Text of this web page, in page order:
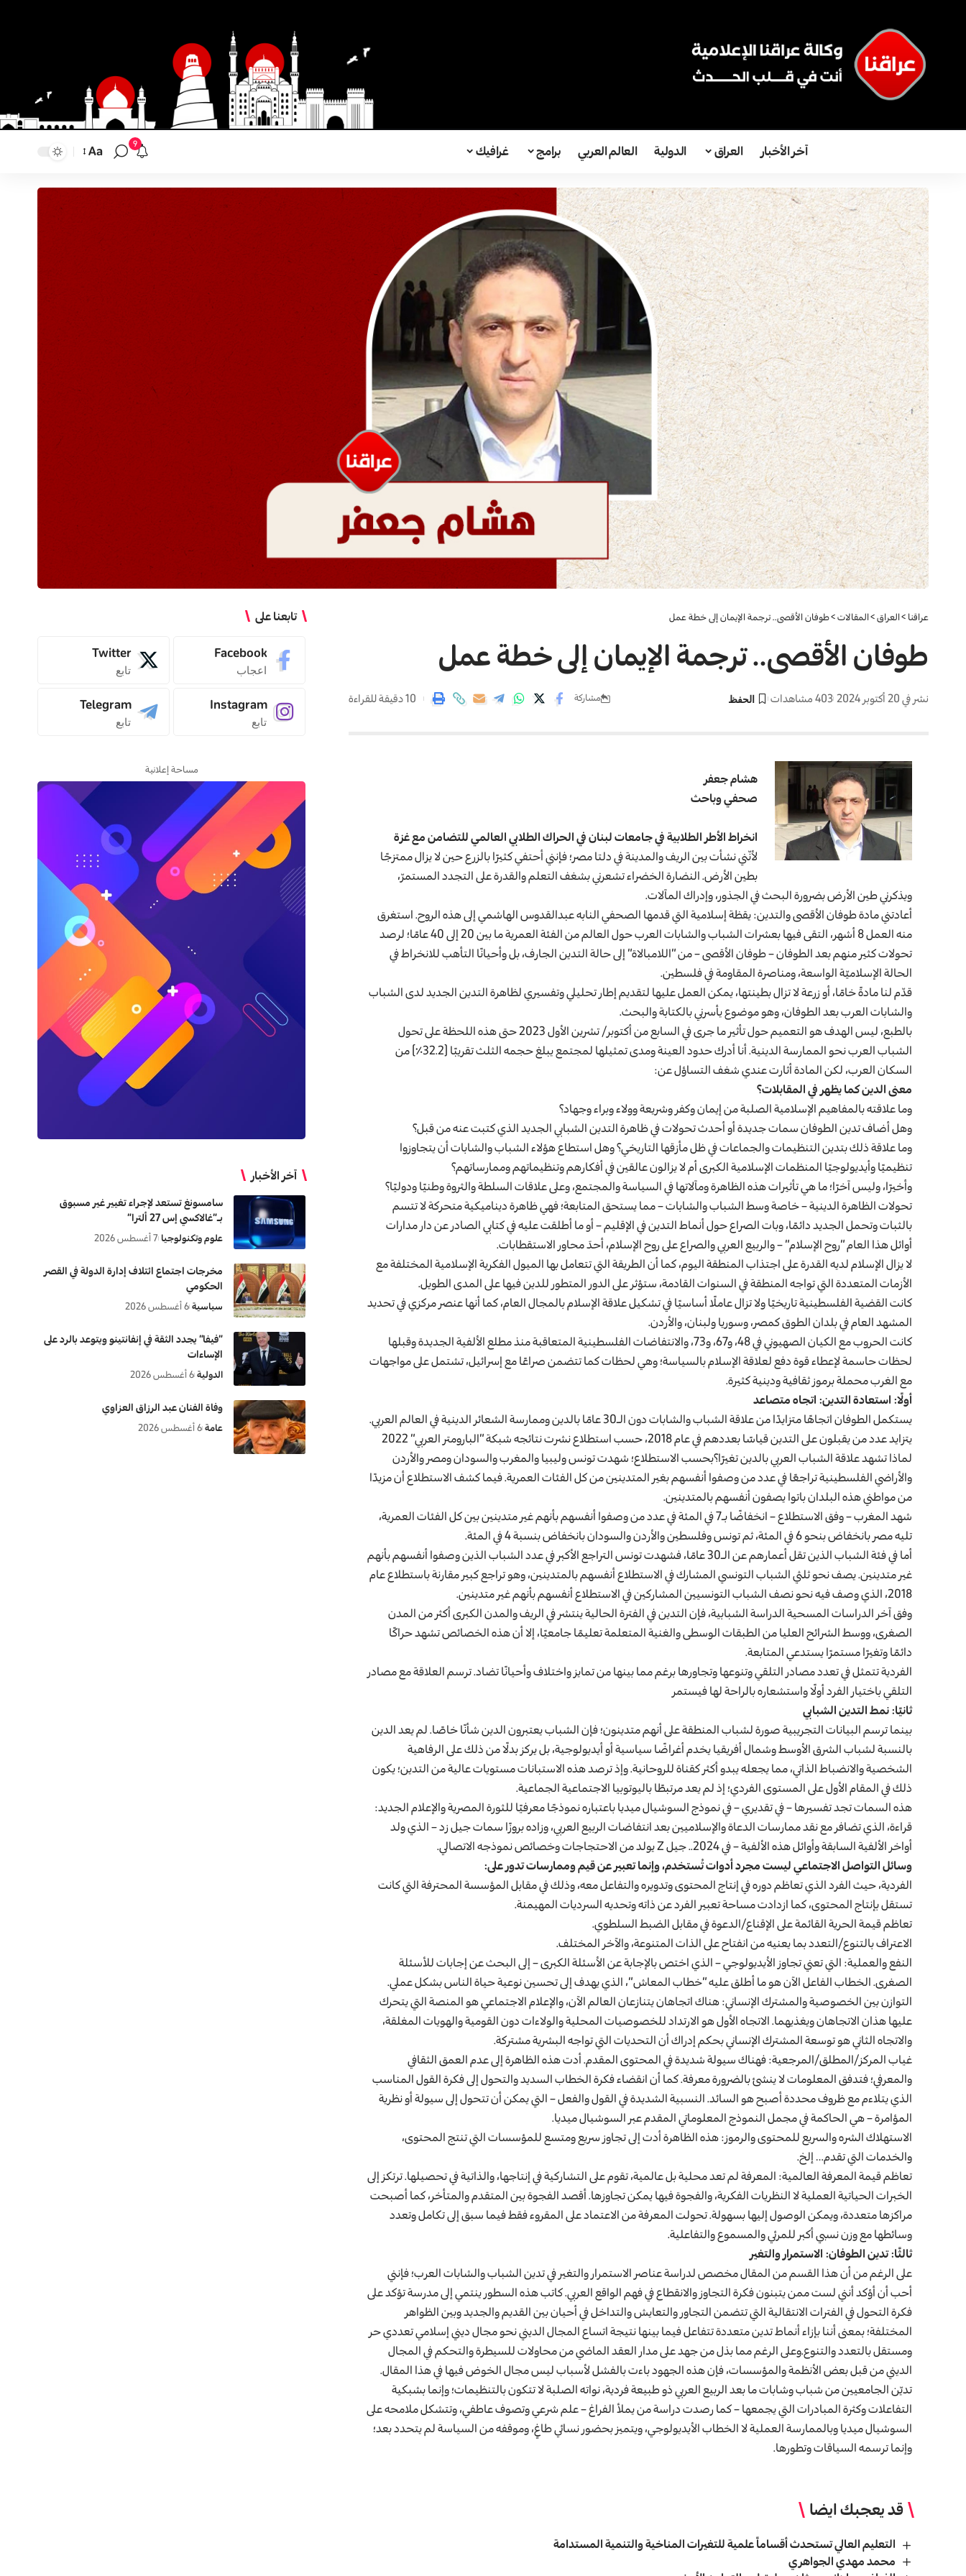
آخر الأخبار العراق الدولية العالم العربي برامج غرافيك 9
تغيير
Aa
عراقنا >العراق>المقالات>طوفان الأقصى.. ترجمة الإيمان إلى خطة عمل
طوفان الأقصى.. ترجمة الإيمان إلى خطة عمل
نشر في 20 أكتوبر 2024 403 مشاهدات مشاركة 10 دقيقة للقراءة
هشام جعفر
صحفي وباحث
انخراط الأطر الطلابية في جامعات لبنان في الحراك الطلابي العالمي للتضامن مع غزة
لأنّني نشأت بين الريف والمدينة في دلتا مصر؛ فإنني أحتفي كثيرًا بالزرع حين لا يزال ممتزجًا
بطين الأرض. النضارة الخضراء تشعرني بشغف التعلم والقدرة على التجدد المستمرّ،
ويذكرني طين الأرض بضرورة البحث في الجذور، وإدراك المآلات.
أعادتني مادة طوفان الأقصى والتدين: يقظة إسلامية التي قدمها الصحفي النابه عبدالقدوس الهاشمي إلى هذه الروح. استغرق
منه العمل 8 أشهر، التقى فيها بعشرات الشباب والشابات العرب حول العالم من الفئة العمرية ما بين 20 إلى 40 عامًا؛ لرصد
تحولات كثير منهم بعد الطوفان – طوفان الأقصى – من “اللامبالاة” إلى حالة التدين الجارف، بل وأحيانًا التأهب للانخراط في
الحالة الإسلاميّة الواسعة، ومناصرة المقاومة في فلسطين.
قدّم لنا مادةً خامًا، أو زرعة لا تزال بطينتها، يمكن العمل عليها لتقديم إطار تحليلي وتفسيري لظاهرة التدين الجديد لدى الشباب
والشابات العرب بعد الطوفان، وهو موضوع يأسرني بالكتابة والبحث.
بالطبع، ليس الهدف هو التعميم حول تأثير ما جرى في السابع من أكتوبر/ تشرين الأول 2023 حتى هذه اللحظة على تحول
الشباب العرب نحو الممارسة الدينية. أنا أدرك حدود العينة ومدى تمثيلها لمجتمع يبلغ حجمه الثلث تقريبًا (32.2٪؜) من
السكان العرب، لكن المادة أثارت عندي شغف التساؤل عن:
معنى الدين كما يظهر في المقابلات؟
وما علاقته بالمفاهيم الإسلامية الصلبة من إيمان وكفر وشريعة وولاء وبراء وجهاد؟
وهل أضاف تدين الطوفان سمات جديدة أو أحدث تحولات في ظاهرة التدين الشبابي الجديد الذي كتبت عنه من قبل؟
وما علاقة ذلك بتدين التنظيمات والجماعات في ظل مأزقها التاريخي؟ وهل استطاع هؤلاء الشباب والشابات أن يتجاوزوا
تنظيميًا وأيديولوجيًا المنظمات الإسلامية الكبرى أم لا يزالون عالقين في أفكارهم وتنظيماتهم وممارساتهم؟
وأخيرًا، وليس آخرًا؛ ما هي تأثيرات هذه الظاهرة ومآلاتها في السياسة والمجتمع، وعلى علاقات السلطة والثروة وطنيًا ودوليًا؟
تحولات الظاهرة الدينية – خاصة وسط الشباب والشابات – مما يستحق المتابعة؛ فهي ظاهرة ديناميكية متحركة لا تتسم
بالثبات وتحمل الجديد دائمًا، وبات الصراع حول أنماط التدين في الإقليم – أو ما أطلقت عليه في كتابي الصادر عن دار مدارات
أوائل هذا العام “روح الإسلام” – والربيع العربي والصراع على روح الإسلام، أحدَ محاور الاستقطابات.
لا يزال الإسلام لديه القدرة على اجتذاب المنطقة اليوم، كما أن الطريقة التي تتعامل بها الميول الفكرية الإسلامية المختلفة مع
الأزمات المتعددة التي تواجه المنطقة في السنوات القادمة، ستؤثر على الدور المتطور للدين فيها على المدى الطويل.
كانت القضية الفلسطينية تاريخيًا ولا تزال عاملًا أساسيًا في تشكيل علاقة الإسلام بالمجال العام، كما أنها عنصر مركزي في تحديد
المشهد العام في بلدان الطوق كمصر، وسوريا ولبنان، والأردن.
كانت الحروب مع الكيان الصهيوني في 48، و67، و73، والانتفاضات الفلسطينية المتعاقبة منذ مطلع الألفية الجديدة وقبلها
لحظات حاسمة لإعطاء قوة دفع لعلاقة الإسلام بالسياسة؛ وهي لحظات كما تتضمن صراعًا مع إسرائيل، تشتمل على مواجهات
مع الغرب محملة برموز ثقافية ودينية كثيرة.
أولًا: استعادة التدين: اتجاه متصاعد
يستكمل الطوفان اتجاهًا متزايدًا من علاقة الشباب والشابات دون الـ30 عامًا بالدين وممارسة الشعائر الدينية في العالم العربي.
يتزايد عدد من يقبلون على التدين قياسًا بعددهم في عام 2018، حسب استطلاع نشرت نتائجه شبكة “البارومتر العربي” 2022
لماذا تشهد علاقة الشباب العربي بالدين تغيرًا؟بحسب الاستطلاع؛ شهدت تونس وليبيا والمغرب والسودان ومصر والأردن
والأراضي الفلسطينية تراجعًا في عدد من وصفوا أنفسهم بغير المتدينين من كل الفئات العمرية. فيما كشف الاستطلاع أن مزيدًا
من مواطني هذه البلدان باتوا يصفون أنفسهم بالمتدينين.
شهد المغرب – وفق الاستطلاع – انخفاضًا بـ7 في المئة في عدد من وصفوا أنفسهم بأنهم غير متدينين بين كل الفئات العمرية،
تليه مصر بانخفاض بنحو 6 في المئة، ثم تونس وفلسطين والأردن والسودان بانخفاض بنسبة 4 في المئة.
أما في فئة الشباب الذين تقل أعمارهم عن الـ30 عامًا، فشهدت تونس التراجع الأكبر في عدد الشباب الذين وصفوا أنفسهم بأنهم
غير متدينين. يصف نحو ثلثي الشباب التونسي المشارك في الاستطلاع أنفسهم بالمتدينين، وهو تراجع كبير مقارنة باستطلاع عام
2018، الذي وصف فيه نحو نصف الشباب التونسيين المشاركين في الاستطلاع أنفسهم بأنهم غير متدينين.
وفق آخر الدراسات المسحية الدراسة الشبابية، فإن التدين في الفترة الحالية ينتشر في الريف والمدن الكبرى أكثر من المدن
الصغرى، ووسط الشرائح العليا من الطبقات الوسطى والغنية المتعلمة تعليمًا جامعيًا، إلا أن هذه الخصائص تشهد حراكًا
دائمًا وتغيرًا مستمرًا يستدعي المتابعة.
الفردية تتمثل في تعدد مصادر التلقي وتنوعها وتجاورها برغم مما بينها من تمايز واختلاف وأحيانًا تضاد. ترسم العلاقة مع مصادر
التلقي باختيار الفرد أولًا واستشعاره بالراحة لها فيستمر
ثانيًا: نمط التدين الشبابي
بينما ترسم البيانات التجريبية صورة لشباب المنطقة على أنهم متدينون؛ فإن الشباب يعتبرون الدين شأنًا خاصًا. لم يعد الدين
بالنسبة لشباب الشرق الأوسط وشمال أفريقيا يخدم أغراضًا سياسية أو أيديولوجية، بل يركز بدلًا من ذلك على الرفاهية
الشخصية والانضباط الذاتي، مما يجعله يبدو أكثر كقناة للروحانية. وإذ ترصد هذه الاستبانات مستويات عالية من التدين؛ يكون
ذلك في المقام الأول على المستوى الفردي؛ إذ لم يعد مرتبطًا باليوتوبيا الاجتماعية الجماعية.
هذه السمات تجد تفسيرها – في تقديري – في نموذج السوشيال ميديا باعتباره نموذجًا معرفيًا للثورة المصرية والإعلام الجديد:
قراءة، الذي تضافر مع نقد ممارسات الدعاة والإسلاميين بعد انتفاضات الربيع العربي، وزاده بروزًا سمات جيل زد – الذي ولد
أواخر الألفية السابقة وأوائل هذه الألفية – في 2024.. جيل Z يولد من الاحتجاجات وخصائص نموذجه الاتصالي.
وسائل التواصل الاجتماعي ليست مجرد أدوات تُستخدم، وإنما تعبير عن قيم وممارسات تدور على:
الفردية، حيث الفرد الذي تعاظم دوره في إنتاج المحتوى وتدويره والتفاعل معه، وذلك في مقابل المؤسسة المحترفة التي كانت
تستقل بإنتاج المحتوى، كما ازدادت مساحة تعبير الفرد عن ذاته وتحديه السرديات المهيمنة.
تعاظم قيمة الحرية القائمة على الإقناع/الدعوة في مقابل الضبط السلطوي.
الاعتراف بالتنوع/التعدد بما يعنيه من انفتاح على الذات المتنوعة، والآخر المختلف.
النفع والعملية: التي تعني تجاوز الأيديولوجي – الذي اختص بالإجابة عن الأسئلة الكبرى – إلى البحث عن إجابات للأسئلة
الصغرى. الخطاب الفاعل الآن هو ما أطلق عليه “خطاب المعاش”، الذي يهدف إلى تحسين نوعية حياة الناس بشكل عملي.
التوازن بين الخصوصية والمشترك الإنساني: هناك اتجاهان يتنازعان العالم الآن، والإعلام الاجتماعي هو المنصة التي يتحرك
عليها هذان الاتجاهان ويغذيهما. الاتجاه الأول هو الارتداد للخصوصيات المحلية والولاءات دون القومية والهويات المغلقة،
والاتجاه الثاني هو توسعة المشترك الإنساني بحكم إدراك أن التحديات التي تواجه البشرية مشتركة.
غياب المركز/المطلق/المرجعية: فهناك سيولة شديدة في المحتوى المقدم. أدت هذه الظاهرة إلى عدم العمق الثقافي
والمعرفي؛ فتدفق المعلومات لا ينشئ بالضرورة معرفة. كما أن انقضاء فكرة الخطاب السديد والتحول إلى فكرة القول المناسب
الذي يتلاءم مع ظروف محددة أصبح هو السائد. النسبية الشديدة في القول والفعل – التي يمكن أن تتحول إلى سيولة أو نظرية
المؤامرة – هي الحاكمة في مجمل النموذج المعلوماتي المقدم عبر السوشيال ميديا.
الاستهلاك الشره والسريع للمحتوى والرموز: هذه الظاهرة أدت إلى تجاوز سريع ومتسع للمؤسسات التي تنتج المحتوى،
والخدمات التي تقدم… إلخ.
تعاظم قيمة المعرفة العالمية: المعرفة لم تعد محلية بل عالمية، تقوم على التشاركية في إنتاجها، والذاتية في تحصيلها. ترتكز إلى
الخبرات الحياتية العملية لا النظريات الفكرية، والفجوة فيها يمكن تجاوزها. أقصد الفجوة بين المتقدم والمتأخر، كما أصبحت
مراكزها متعددة، ويمكن الوصول إليها بسهولة. تحولت المعرفة من الاعتماد على المقروء فقط فيما سبق إلى تكامل وتعدد
وسائطها مع وزن نسبي أكبر للمرئي والمسموع والتفاعلية.
ثالثًا: تدين الطوفان: الاستمرار والتغير
على الرغم من أن هذا القسم من المقال مخصص لدراسة عناصر الاستمرار والتغير في تدين الشباب والشابات العرب؛ فإنني
أحب أن أؤكد أنني لست ممن يتبنون فكرة التجاوز والانقطاع في فهم الواقع العربي. كاتب هذه السطور ينتمي إلى مدرسة تؤكد على
فكرة التحول في الفترات الانتقالية التي تتضمن التجاور والتعايش والتداخل في أحيان بين القديم والجديد وبين الظواهر
المختلفة؛ بمعنى أننا بإزاء أنماط تدين متعددة تتفاعل فيما بينها نتيجة اتساع المجال الديني نحو مجال ديني إسلامي تعددي حر
ومستقل بالتعدد والتنوع.وعلى الرغم مما بذل من جهد على مدار العقد الماضي من محاولات للسيطرة والتحكم في المجال
الديني من قبل بعض الأنظمة والمؤسسات، فإن هذه الجهود باءت بالفشل لأسباب ليس مجال الخوض فيها في هذا المقال.
تديّن الجامعيين من شباب وشابات ما بعد الربيع العربي ذو طبيعة فردية، نواته الصلبة لا تتكون بالتنظيمات؛ وإنما بشبكية
التفاعلات وكثرة المبادرات التي يجمعها – كما رصدت دراسة من يملأ الفراغ – علم شرعي وتصوف عاطفي، وتتشكل ملامحه على
السوشيال ميديا وبالممارسة العملية لا الخطاب الأيديولوجي، ويتميز بحضور نسائي طاغٍ، وموقفه من السياسة لم يتحدد بعد؛
وإنما ترسمه السياقات وتطورها.
قد يعجبك ايضا
التعليم العالي تستحدث أقساماً علمية للتغيرات المناخية والتنمية المستدامة
محمد مهدي الجواهري
تابعنا على
Facebook
اعجاب
Twitter
تابع
Instagram
تابع
Telegram
تابع
مساحة إعلانية
آخر الأخبار
سامسونغ تستعد لإجراء تغيير غير مسبوق
بـ”غالاكسي إس 27 ألترا”
علوم وتكنولوجيا 7 أغسطس 2026
مخرجات اجتماع ائتلاف إدارة الدولة في القصر
الحكومي
سياسية 6 أغسطس 2026
“فيفا” يجدد الثقة في إنفانتينو ويتوعد بالرد على
الإساءات
الدولية 6 أغسطس 2026
وفاة الفنان عبد الرزاق العزاوي
عامة 6 أغسطس 2026